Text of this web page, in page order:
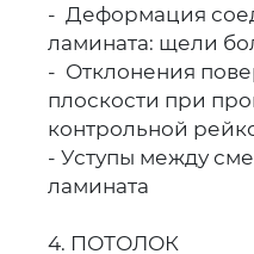
- Деформация
ламината: щели
- Отклонения
плоскости при
контрольной
- Уступы между
ламината
4. ПОТОЛОК